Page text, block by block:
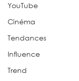
YouTube
Cinéma
Tendances
Influence
Trend